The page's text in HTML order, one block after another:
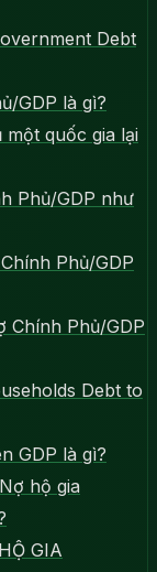
Debt
GDP là gì?
một quốc gia lại
Phủ/GDP như
Phủ/GDP
Chính Phủ/GDP
Debt to
GDP là gì?
hộ gia
GIA